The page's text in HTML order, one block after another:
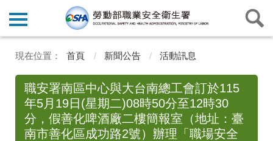
首頁 新聞公告 活動訊息
職安署南區中心與大台南總工會訂於115
年5月19日(星期二)08時50分至12時30
分，假善化啤酒廠二樓簡報室（地址：臺
南市善化區成功路2號）辦理「職場安全